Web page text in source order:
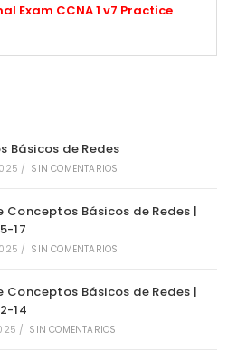
Exam CCNA 1 v7 Practice
Básicos de Redes
/ SIN COMENTARIOS
Conceptos Básicos de Redes |
17
/ SIN COMENTARIOS
Conceptos Básicos de Redes |
14
/ SIN COMENTARIOS